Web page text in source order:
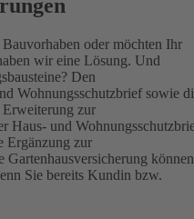
oder möchten Ihr
wir eine Lösung. Und
Den
Wohnungsschutzbrief sowie
Erweiterung zur
Haus- und
Ergänzung zur
Gartenhausversicherung können
Sie bereits Kundin bzw.